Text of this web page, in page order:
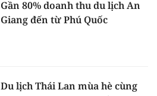
Gần 80% doanh thu du lịch An
Giang đến từ Phú Quốc
Du lịch Thái Lan mùa hè cùng